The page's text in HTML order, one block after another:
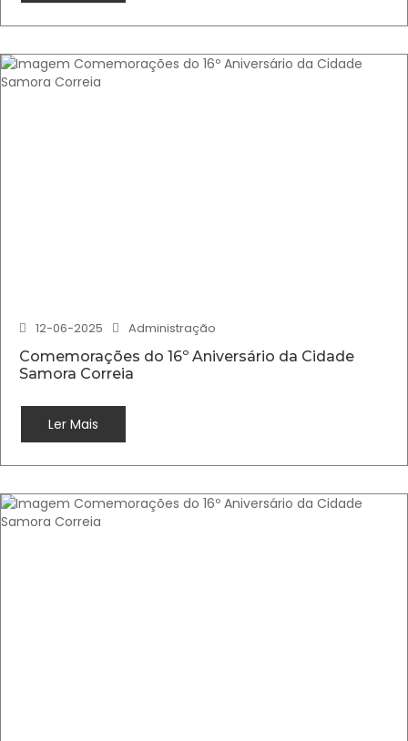
12-06-2025
Administração
Comemorações do 16º Aniversário da Cidade
Samora Correia
Ler Mais